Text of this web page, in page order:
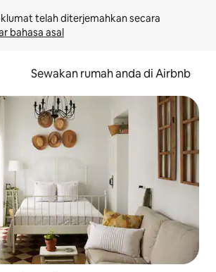
telah diterjemahkan secara
bahasa asal
Sewakan rumah anda di Airbnb